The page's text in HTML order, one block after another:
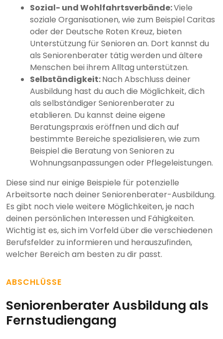
Sozial- und Wohlfahrtsverbände:Viele
soziale Organisationen, wie zum Beispiel Caritas
oder der Deutsche Roten Kreuz, bieten
Unterstützung für Senioren an. Dort kannst du
als Seniorenberater tätig werden und ältere
Menschen bei ihrem Alltag unterstützen.
Selbständigkeit:Nach Abschluss deiner
Ausbildung hast du auch die Möglichkeit, dich
als selbständiger Seniorenberater zu
etablieren. Du kannst deine eigene
Beratungspraxis eröffnen und dich auf
bestimmte Bereiche spezialisieren, wie zum
Beispiel die Beratung von Senioren zu
Wohnungsanpassungen oder Pflegeleistungen.
Diese sind nur einige Beispiele für potenzielle
Arbeitsorte nach deiner Seniorenberater-Ausbildung.
Es gibt noch viele weitere Möglichkeiten, je nach
deinen persönlichen Interessen und Fähigkeiten.
Wichtig ist es, sich im Vorfeld über die verschiedenen
Berufsfelder zu informieren und herauszufinden,
welcher Bereich am besten zu dir passt.
ABSCHLÜSSE
Seniorenberater Ausbildung als
Fernstudiengang